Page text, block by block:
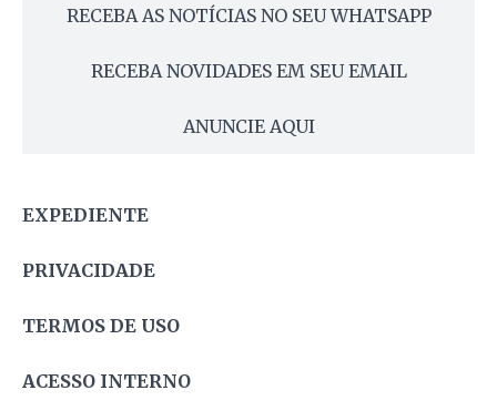
RECEBA AS NOTÍCIAS NO SEU WHATSAPP
RECEBA NOVIDADES EM SEU EMAIL
ANUNCIE AQUI
EXPEDIENTE
PRIVACIDADE
TERMOS DE USO
ACESSO INTERNO